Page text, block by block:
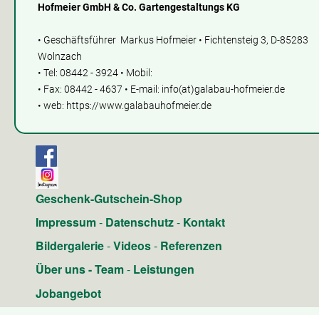
Hofmeier GmbH & Co. Gartengestaltungs KG
• Geschäftsführer Markus Hofmeier • Fichtensteig 3, D-85283
Wolnzach
• Tel: 08442 - 3924 • Mobil:
• Fax: 08442 - 4637 • E-mail: info(at)galabau-hofmeier.de
• web: https://www.galabauhofmeier.de
Geschenk-Gutschein-Shop
Impressum- Datenschutz- Kontakt
Bildergalerie-Videos- Referenzen
Über uns-Team- Leistungen
Jobangebot